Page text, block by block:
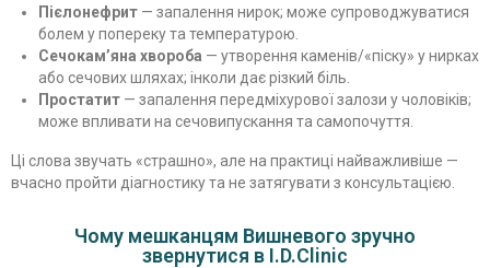
Пієлонефрит — запалення нирок; може супроводжуватися
болем у попереку та температурою.
Сечокам’яна хвороба — утворення каменів/«піску» у нирках
або сечових шляхах; інколи дає різкий біль.
Простатит — запалення передміхурової залози у чоловіків;
може впливати на сечовипускання та самопочуття.
Ці слова звучать «страшно», але на практиці найважливіше —
вчасно пройти діагностику та не затягувати з консультацією.
Чому мешканцям Вишневого зручно
звернутися в I.D.Clinic